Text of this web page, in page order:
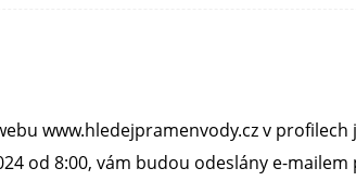
www.hledejpramenvody.cz v profilech
od 8:00, vám budou odeslány e-